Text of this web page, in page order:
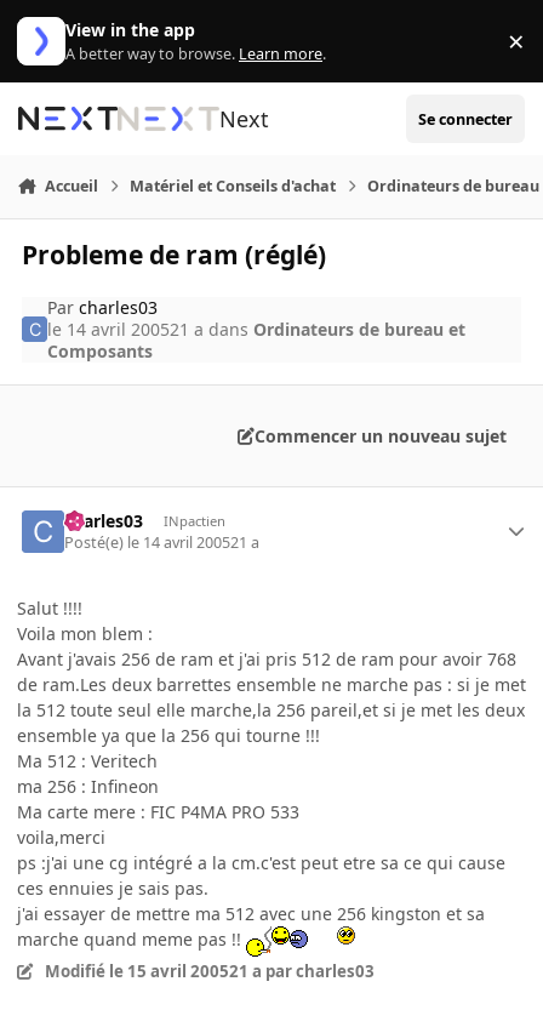
Aller au contenu
View in the app
A better way to browse. Learn more. ×
Next Se connecter
Accueil Matériel et Conseils d'achat Ordinateurs de bureau
Probleme de ram (réglé)
Parcharles03
le 14 avril 200521 a dans Ordinateurs de bureau et
Composants
Commencer un nouveau sujet
charles03 INpactien
Posté(e) le 14 avril 200521 a
Salut !!!!
Voila mon blem :
Avant j'avais 256 de ram et j'ai pris 512 de ram pour avoir 768
de ram.Les deux barrettes ensemble ne marche pas : si je met
la 512 toute seul elle marche,la 256 pareil,et si je met les deux
ensemble ya que la 256 qui tourne !!!
Ma 512 : Veritech
ma 256 : Infineon
Ma carte mere : FIC P4MA PRO 533
voila,merci
ps :j'ai une cg intégré a la cm.c'est peut etre sa ce qui cause
ces ennuies je sais pas.
j'ai essayer de mettre ma 512 avec une 256 kingston et sa
marche quand meme pas !!
Modifié le 15 avril 200521 a par charles03